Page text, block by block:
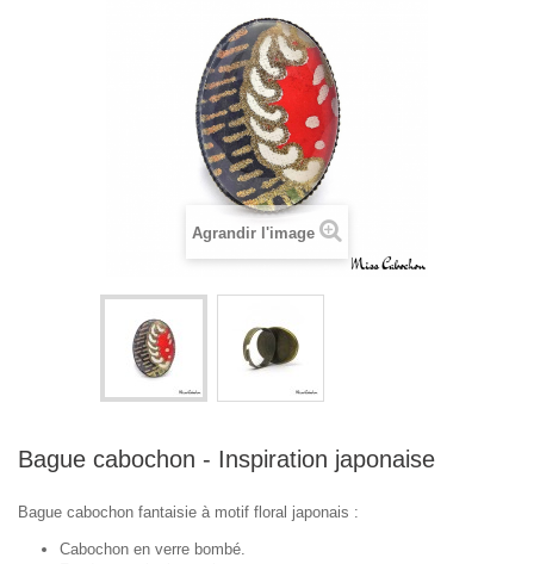
Agrandir l'image
Bague cabochon - Inspiration japonaise
Bague cabochon fantaisie à motif floral japonais :
Cabochon en verre bombé.